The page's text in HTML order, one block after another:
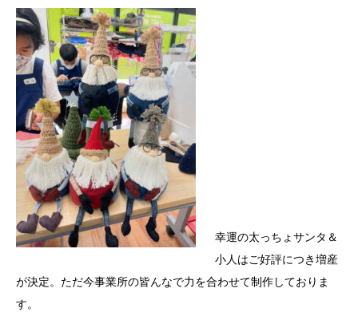
幸運の太っちょサンタ＆
小人はご好評につき増産
が決定。ただ今事業所の皆んなで力を合わせて制作しておりま
す。